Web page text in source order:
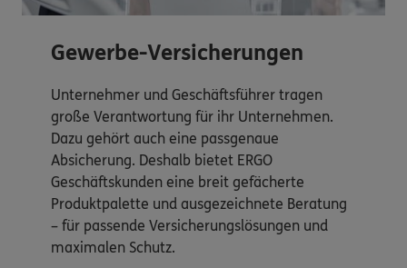
Gewerbe-Versicherungen
Unternehmer und Geschäftsführer tragen
große Verantwortung für ihr Unternehmen.
Dazu gehört auch eine passgenaue
Absicherung. Deshalb bietet ERGO
Geschäftskunden eine breit gefächerte
Produktpalette und ausgezeichnete Beratung
– für passende Versicherungslösungen und
maximalen Schutz.